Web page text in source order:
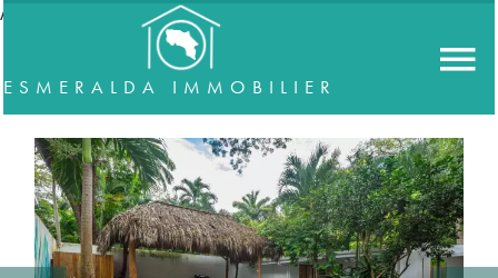
//accordeon
ESMERALDA IMMOBILIER